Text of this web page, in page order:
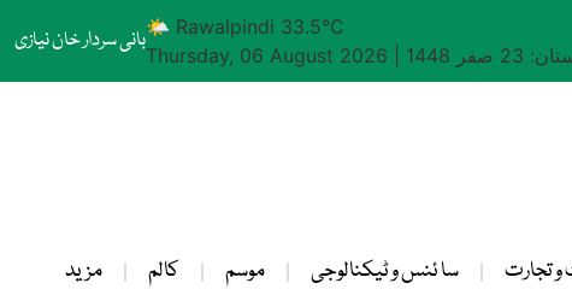
بانی سردار خان نیازی🌤 Rawalpindi 33.5°C
Thursday, 06 August 2026
صفر 1448
تجارت سا ئنس و ٹیکنالوجی موسم کالم مزید